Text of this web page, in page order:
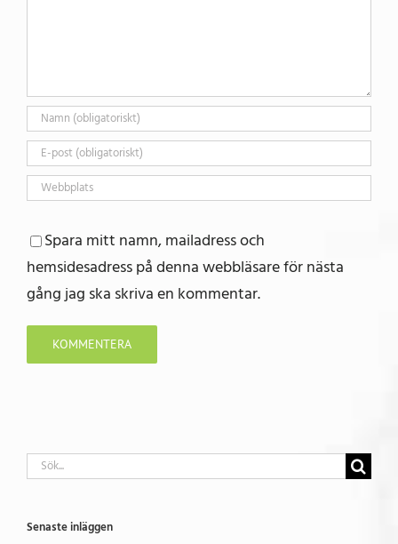
Spara mitt namn, mailadress och
hemsidesadress på denna webbläsare för nästa
gång jag ska skriva en kommentar.
Sök
Senaste inläggen